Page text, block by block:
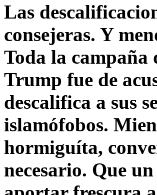
Las
consejeras. Y
Toda la
Trump fue de
descalifica a sus
islamófobos.
hormiguíta,
necesario. Que